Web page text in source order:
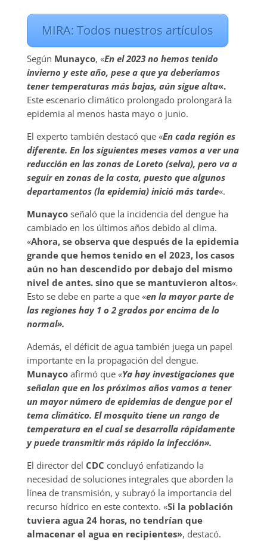
MIRA: Todos nuestros artículos
Según Munayco, «En el 2023 no hemos tenido
invierno y este año, pese a que ya deberíamos
tener temperaturas más bajas, aún sigue alta«.
Este escenario climático prolongado prolongará la
epidemia al menos hasta mayo o junio.
El experto también destacó que «En cada región es
diferente. En los siguientes meses vamos a ver una
reducción en las zonas de Loreto (selva), pero va a
seguir en zonas de la costa, puesto que algunos
departamentos (la epidemia) inició más tarde«.
Munaycoseñaló que la incidencia del dengue ha
cambiado en los últimos años debido al clima.
«Ahora, se observa que después de la epidemia
grande que hemos tenido en el 2023, los casos
aún no han descendido por debajo del mismo
nivel de antes. sino que se mantuvieron altos«.
Esto se debe en parte a que «en la mayor parte de
las regiones hay 1 o 2 grados por encima de lo
normal».
Además, el déficit de agua también juega un papel
importante en la propagación del dengue.
Munaycoafirmó que «Ya hay investigaciones que
señalan que en los próximos años vamos a tener
un mayor número de epidemias de dengue por el
tema climático. El mosquito tiene un rango de
temperatura en el cual se desarrolla rápidamente
y puede transmitir más rápido la infección».
El director del CDC concluyó enfatizando la
necesidad de soluciones integrales que aborden la
línea de transmisión, y subrayó la importancia del
recurso hídrico en este contexto. «Si la población
tuviera agua 24 horas, no tendrían que
almacenar el agua en recipientes», destacó.